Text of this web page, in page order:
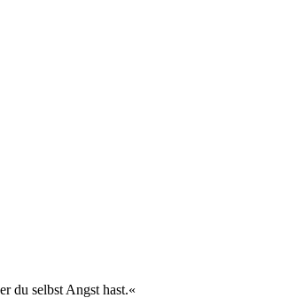
du selbst Angst hast.«